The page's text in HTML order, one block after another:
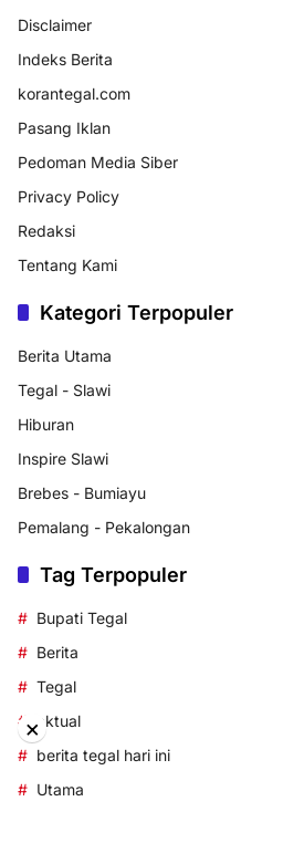
Disclaimer
Indeks Berita
korantegal.com
Pasang Iklan
Pedoman Media Siber
Privacy Policy
Redaksi
Tentang Kami
Kategori Terpopuler
Berita Utama
Tegal - Slawi
Hiburan
Inspire Slawi
Brebes - Bumiayu
Pemalang - Pekalongan
Tag Terpopuler
Bupati Tegal
Berita
Tegal
aktual
berita tegal hari ini
Utama
×